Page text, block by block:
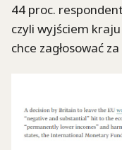
44 proc.
czyli wyjściem
chce zagłosować